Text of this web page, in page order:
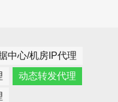
中心/机房IP代理
动态转发代理